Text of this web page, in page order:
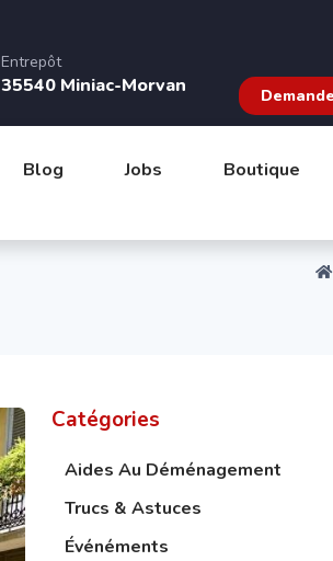
Entrepôt
35540 Miniac-Morvan
Blog Jobs Boutique
Catégories
Aides Au Déménagement
Trucs & Astuces
Événéments